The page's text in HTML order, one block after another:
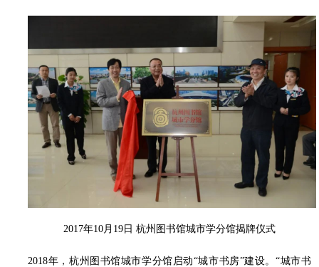
2017年10月19日 杭州图书馆城市学分馆揭牌仪式
2018年，杭州图书馆城市学分馆启动“城市书房”建设。“城市书